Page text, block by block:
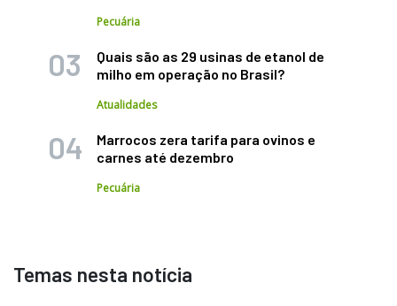
Pecuária
Quais são as 29 usinas de etanol de
milho em operação no Brasil?
Atualidades
Marrocos zera tarifa para ovinos e
carnes até dezembro
Pecuária
Temas nesta notícia